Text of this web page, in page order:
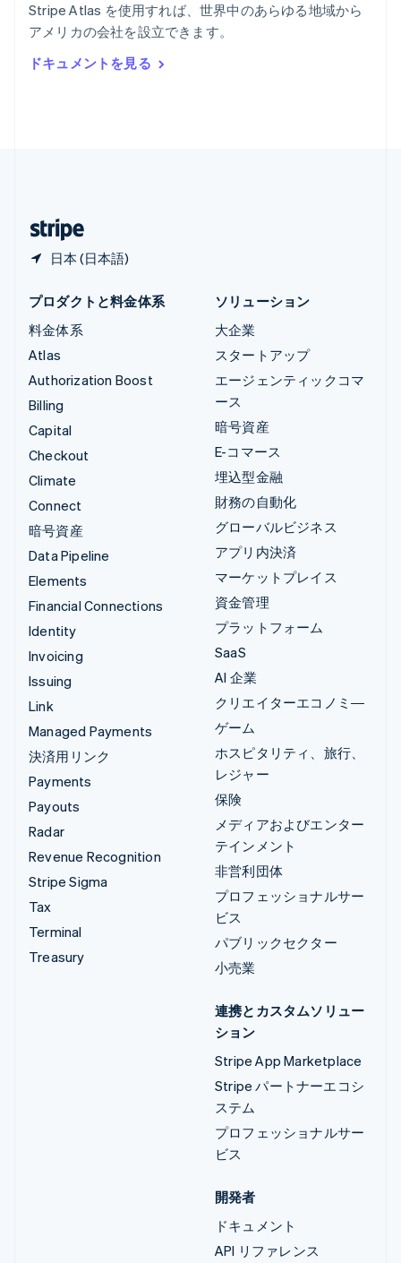
Stripe Atlas を使用すれば、世界中のあらゆる地域から
アメリカの会社を設立できます。
ドキュメントを見る
日本 (日本語)
リヒテンシュタイン
DeutschEnglish
ルーマニア
English
プロダクトと料金体系
料金体系
Atlas
Authorization Boost
Billing
Capital
Checkout
Climate
Connect
暗号資産
Data Pipeline
Elements
Financial Connections
Identity
Invoicing
Issuing
Link
Managed Payments
決済用リンク
Payments
Payouts
Radar
Revenue Recognition
Stripe Sigma
Tax
Terminal
Treasury
ソリューション
大企業
スタートアップ
エージェンティックコマ
ース
暗号資産
E-コマース
埋込型金融
財務の自動化
グローバルビジネス
アプリ内決済
マーケットプレイス
資金管理
プラットフォーム
SaaS
AI 企業
クリエイターエコノミ―
ゲーム
ホスピタリティ、旅行、
レジャー
保険
メディアおよびエンター
テインメント
非営利団体
プロフェッショナルサー
ビス
パブリックセクター
小売業
連携とカスタムソリュー
ション
Stripe App Marketplace
Stripe パートナーエコシ
ステム
プロフェッショナルサー
ビス
開発者
ドキュメント
API リファレンス